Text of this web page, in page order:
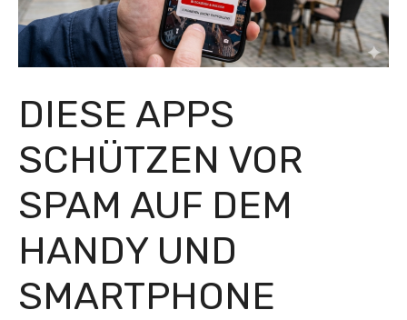
DIESE APPS
SCHÜTZEN VOR
SPAM AUF DEM
HANDY UND
SMARTPHONE